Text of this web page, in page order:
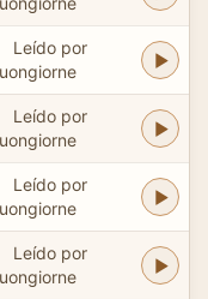
Leído por
Leído por
Leído por
Leído por